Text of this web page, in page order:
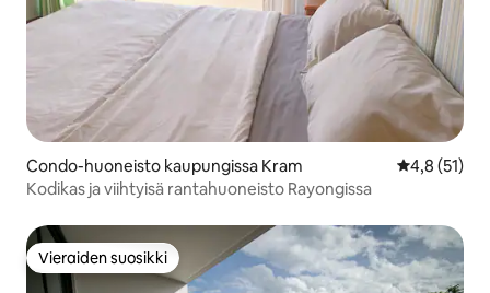
Condo-huoneisto kaupungissa Kram
4,8 (51)
Kodikas ja viihtyisä rantahuoneisto Rayongissa
Vieraiden suosikki
Vieraiden suosikki